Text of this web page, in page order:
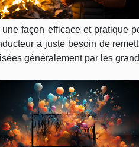
une façon efficace et pratique
a juste besoin de
généralement par les